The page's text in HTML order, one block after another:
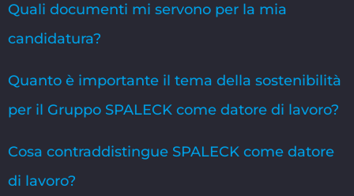
Quali documenti mi servono per la mia
candidatura?
Quanto è importante il tema della sostenibilità
per il Gruppo SPALECK come datore di lavoro?
Cosa contraddistingue SPALECK come datore
di lavoro?